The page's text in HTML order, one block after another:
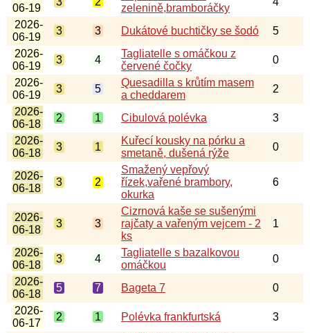
06-19
zelenině,bramboráčky
2026-
06-19
3 3 Dukátové buchtičky se šodó
5
2026-
06-19
3 4
Tagliatelle s omáčkou z
červené čočky
0
2026-
06-19
3 5
Quesadilla s krůtím masem
a cheddarem
2
2026-
06-18
2 1 Cibulová polévka
3
2026-
06-18
3 1
Kuřecí kousky na pórku a
smetaně, dušená rýže
0
2026-
06-18
3 2
Smažený vepřový
řízek,vařené brambory,
okurka
6
2026-
06-18
3 3
Cizrnová kaše se sušenými
rajčaty a vařeným vejcem - 2
ks
1
2026-
06-18
3 4
Tagliatelle s bazalkovou
omáčkou
0
2026-
06-18
5 7 Bageta 7
0
2026-
06-17
2 1 Polévka frankfurtská 3